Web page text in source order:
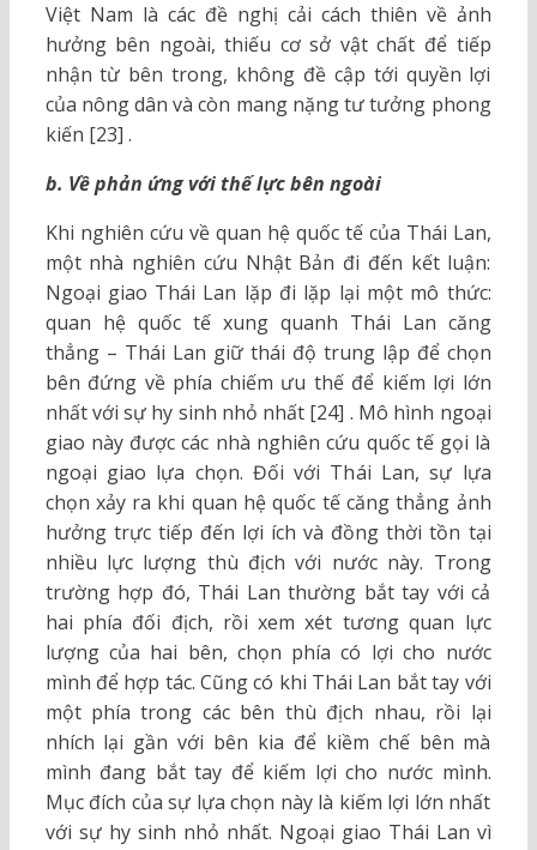
Việt Nam là các đề nghị cải cách thiên về ảnh
hưởng bên ngoài, thiếu cơ sở vật chất để tiếp
nhận từ bên trong, không đề cập tới quyền lợi
của nông dân và còn mang nặng tư tưởng phong
kiến [23] .
b. Về phản ứng với thế lực bên ngoài
Khi nghiên cứu về quan hệ quốc tế của Thái Lan,
một nhà nghiên cứu Nhật Bản đi đến kết luận:
Ngoại giao Thái Lan lặp đi lặp lại một mô thức:
quan hệ quốc tế xung quanh Thái Lan căng
thẳng – Thái Lan giữ thái độ trung lập để chọn
bên đứng về phía chiếm ưu thế để kiếm lợi lớn
nhất với sự hy sinh nhỏ nhất [24] . Mô hình ngoại
giao này được các nhà nghiên cứu quốc tế gọi là
ngoại giao lựa chọn. Đối với Thái Lan, sự lựa
chọn xảy ra khi quan hệ quốc tế căng thẳng ảnh
hưởng trực tiếp đến lợi ích và đồng thời tồn tại
nhiều lực lượng thù địch với nước này. Trong
trường hợp đó, Thái Lan thường bắt tay với cả
hai phía đối địch, rồi xem xét tương quan lực
lượng của hai bên, chọn phía có lợi cho nước
mình để hợp tác. Cũng có khi Thái Lan bắt tay với
một phía trong các bên thù địch nhau, rồi lại
nhích lại gần với bên kia để kiềm chế bên mà
mình đang bắt tay để kiếm lợi cho nước mình.
Mục đích của sự lựa chọn này là kiếm lợi lớn nhất
với sự hy sinh nhỏ nhất. Ngoại giao Thái Lan vì